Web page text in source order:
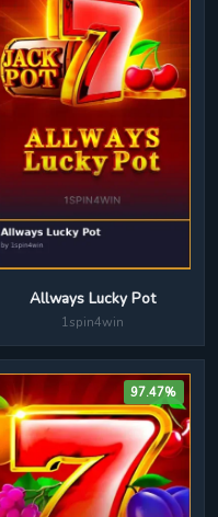
Allways Lucky Pot
1spin4win
97.47%